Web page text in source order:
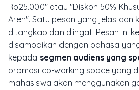
Rp25.000" atau "Diskon 50%
Aren". Satu pesan yang jelas dan
ditangkap dan diingat. Pesan ini
disampaikan dengan bahasa
kepada segmen audiens yang
promosi co-working space yang
mahasiswa akan menggunakan